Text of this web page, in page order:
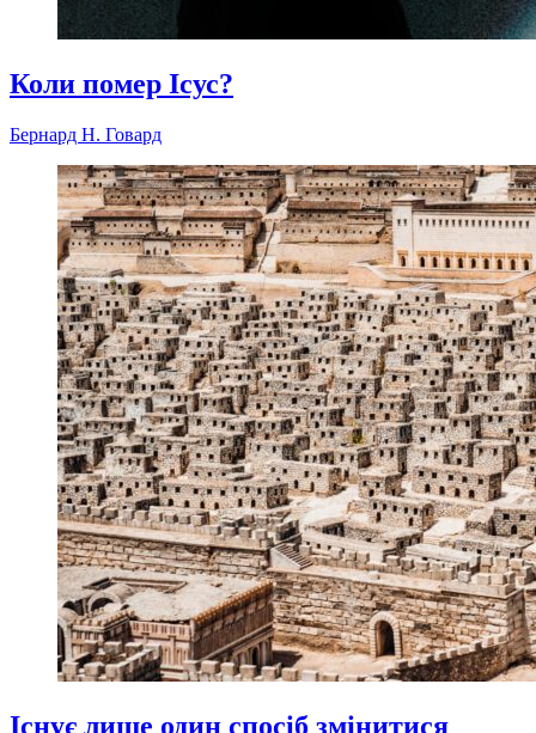
Коли помер Ісус?
Бернард Н. Говард
Існує лише один спосіб змінитися